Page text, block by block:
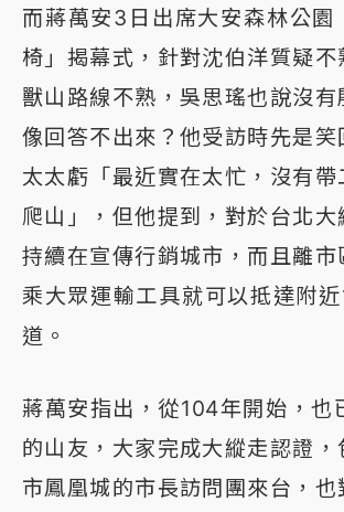
而蔣萬安3日出席大安森林公園
椅」揭幕式，針對沈伯洋質疑不
獸山路線不熟，吳思瑤也說沒有
像回答不出來？他受訪時先是笑
太太虧「最近實在太忙，沒有
爬山」，但他提到，對於台北大
持續在宣傳行銷城市，而且離市
乘大眾運輸工具就可以抵達附
道。
蔣萬安指出，從104年開始，也
的山友，大家完成大縱走認證
市鳳凰城的市長訪問團來台，也